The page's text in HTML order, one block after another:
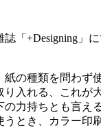
「+Designing」
紙の種類を問わず
入れる、これが
力持ちとも言え
うとき、カラー印